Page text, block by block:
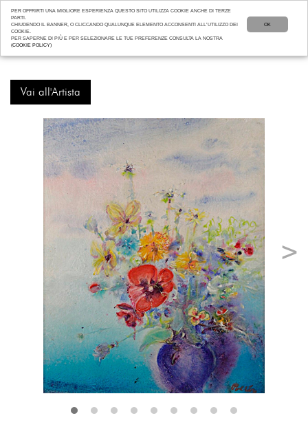
OK
PER OFFRIRTI UNA MIGLIORE ESPERIENZA QUESTO SITO UTILIZZA COOKIE ANCHE DI TERZE
PARTI.
CHIUDENDO IL BANNER, O CLICCANDO QUALUNQUE ELEMENTO ACCONSENTI ALL’UTILIZZO DEI
COOKIE.
PER SAPERNE DI PIÙ E PER SELEZIONARE LE TUE PREFERENZE CONSULTA LA NOSTRA
(COOKIE POLICY)
Vai all'Artista